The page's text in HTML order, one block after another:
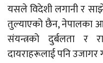
यसले विदेशी लगानी र
तुल्याएको छैन, नेपालका
संयन्त्रको दुर्बलता र
दायराहरूलाई पनि उजागर